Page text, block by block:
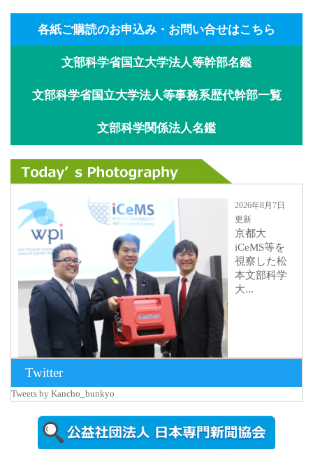
各紙ご購読のお申込み・お問い合せはこちら
文部科学省国立大学法人等幹部名鑑
文部科学省国立大学法人等事務系歴代幹部一覧
文部科学関係法人名鑑
2026年8月7日
更新
京都大
iCeMS等を
視察した松
本文部科学
大...
2026年8月5日
更新
農工大で大
Twitter
Tweets by Kancho_bunkyo